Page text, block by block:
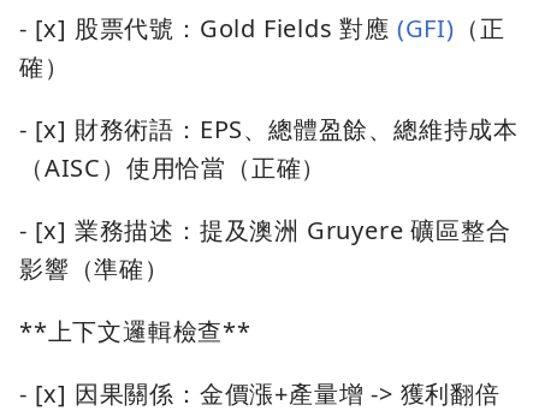
- [x] 股票代號：Gold Fields 對應 (GFI) （正
確）
- [x] 財務術語：EPS、總體盈餘、總維持成本
（AISC）使用恰當（正確）
- [x] 業務描述：提及澳洲 Gruyere 礦區整合
影響（準確）
**上下文邏輯檢查**
- [x] 因果關係：金價漲+產量增 -> 獲利翻倍